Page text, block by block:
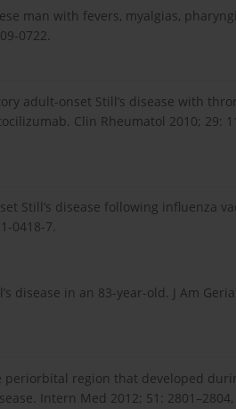
man with fevers, myalgias,
0722.
adult-onset Still’s disease with
Clin Rheumatol 2010; 29:
Still’s disease following influenza
0418-7.
disease in an 83-year-old. J Am
periorbital region that developed
Intern Med 2012; 51: 2801–2804,